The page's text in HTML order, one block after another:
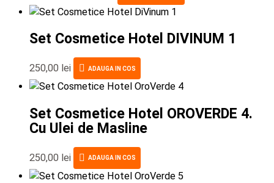
Set Cosmetice Hotel DIVINUM 1
250,00 lei ADAUGA IN COS
Set Cosmetice Hotel OROVERDE 4.
Cu Ulei de Masline
250,00 lei ADAUGA IN COS